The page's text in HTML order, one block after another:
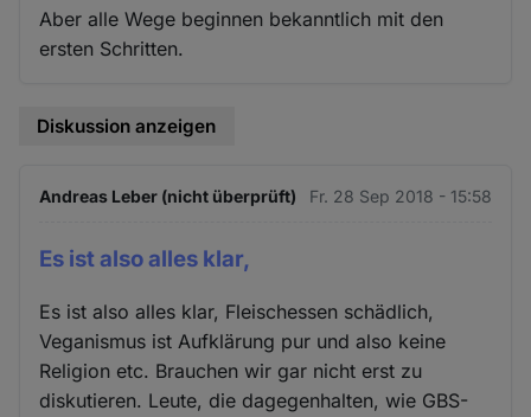
Aber alle Wege beginnen bekanntlich mit den
ersten Schritten.
Diskussion anzeigen
Andreas Leber (nicht überprüft) Fr. 28 Sep 2018 - 15:58
Es ist also alles klar,
Es ist also alles klar, Fleischessen schädlich,
Veganismus ist Aufklärung pur und also keine
Religion etc. Brauchen wir gar nicht erst zu
diskutieren. Leute, die dagegenhalten, wie GBS-